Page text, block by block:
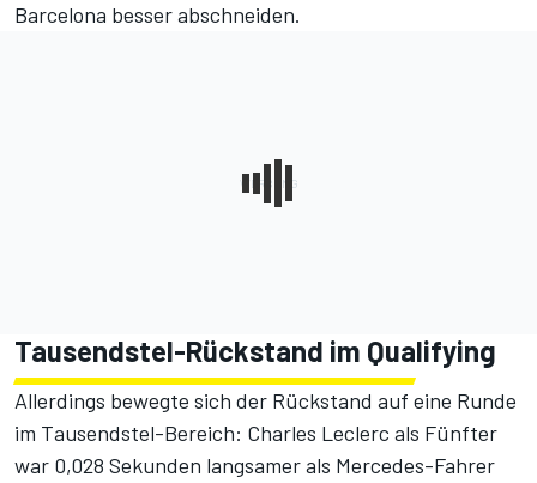
Barcelona besser abschneiden.
Tausendstel-Rückstand im Qualifying
Allerdings bewegte sich der Rückstand auf eine Runde
im Tausendstel-Bereich: Charles Leclerc als Fünfter
war 0,028 Sekunden langsamer als Mercedes-Fahrer